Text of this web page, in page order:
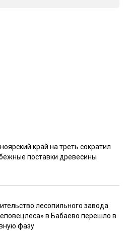
край на треть сократил
поставки древесины
лесопильного завода
в Бабаево перешло в
фазу